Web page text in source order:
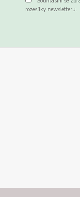
rozesílky newsletteru.